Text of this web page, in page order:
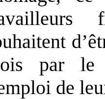
par le
de